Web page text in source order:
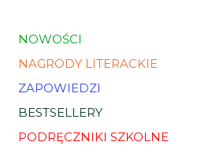
NOWOŚCI
NAGRODY LITERACKIE
ZAPOWIEDZI
BESTSELLERY
PODRĘCZNIKI SZKOLNE